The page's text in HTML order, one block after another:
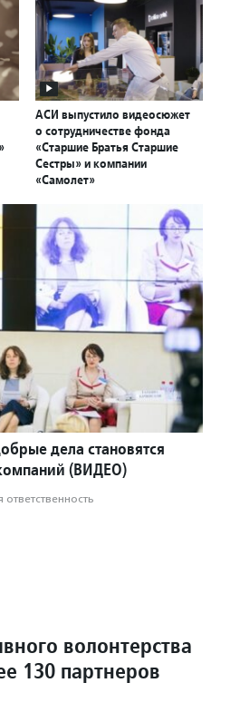
АСИ выпустило видеосюжет
о сотрудничестве фонда
«Старшие Братья Старшие
Сестры» и компании
«Самолет»
дела становятся
(ВИДЕО)
волонтерства
130 партнеров